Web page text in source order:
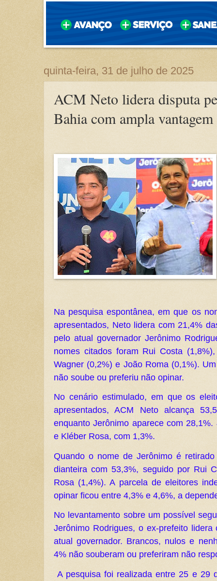
quinta-feira, 31 de julho de 2025
ACM Neto lidera disputa
Bahia com ampla
Na pesquisa espontânea, em que os
apresentados, Neto lidera com 21,4%
pelo atual governador Jerônimo
nomes citados foram Rui Costa
Wagner (0,2%) e João Roma (0,1%).
não soube ou preferiu não opinar.
No cenário estimulado, em que os
apresentados, ACM Neto alcança
enquanto Jerônimo aparece com
e Kléber Rosa, com 1,3%.
Quando o nome de Jerônimo é
dianteira com 53,3%, seguido por Rui
Rosa (1,4%). A parcela de eleitores
opinar ficou entre 4,3% e 4,6%, a
No levantamento sobre um possível
Jerônimo Rodrigues, o ex-prefeito
atual governador. Brancos, nulos e
4% não souberam ou preferiram não
A pesquisa foi realizada entre 25 e 29